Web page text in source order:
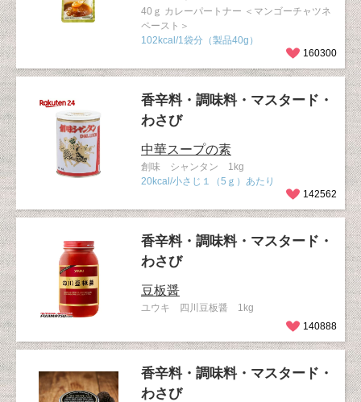
40ｇ カレーパートナー ＜マンゴーチャツネ
ペースト＞
102kcal/1袋分（製品40g）
160300
香辛料・調味料・マスタード・
わさび
中華スープの素
創味 シャンタン 1kg
20kcal/小さじ１（5ｇ）あたり
142562
香辛料・調味料・マスタード・
わさび
豆板醤
ユウキ 四川豆板醤 1kg
140888
香辛料・調味料・マスタード・
わさび